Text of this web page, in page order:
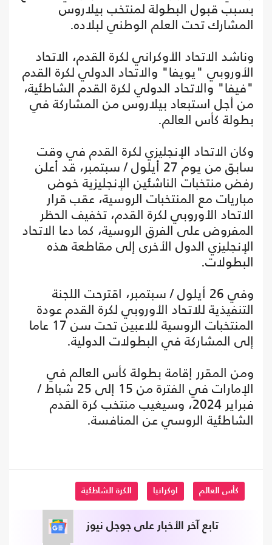
بسبب قبول البطولة لمنتخب بيلاروس
المشارك تحت العلم الوطني لبلاده.
وناشد الاتحاد الأوكراني لكرة القدم، الاتحاد
الأوروبي "يويفا" والاتحاد الدولي لكرة القدم
"فيفا" والاتحاد الدولي لكرة القدم الشاطئية،
من أجل استبعاد بيلاروس من المشاركة في
بطولة كأس العالم.
وكان الاتحاد الإنجليزي لكرة القدم في وقت
سابق من يوم 27 أيلول / سبتمبر، قد أعلن
رفض منتخبات الناشئين الإنجليزية خوض
مباريات مع المنتخبات الروسية، عقب قرار
الاتحاد الأوروبي لكرة القدم، تخفيف الحظر
المفروض على الفرق الروسية، كما دعا الاتحاد
الإنجليزي الدول الأخرى إلى مقاطعة هذه
البطولات.
وفي 26 أيلول / سبتمبر، اقترحت اللجنة
التنفيذية للاتحاد الأوروبي لكرة القدم عودة
المنتخبات الروسية للاعبين تحت سن 17 عاما
إلى المشاركة في البطولات الدولية.
ومن المقرر إقامة بطولة كأس العالم في
الإمارات في الفترة من 15 إلى 25 شباط /
فبراير 2024، وسيغيب منتخب كرة القدم
الشاطئية الروسي عن المنافسة.
كأس العالم اوكرانيا الكرة الشاطئية
تابع آخر الأخبار على جوجل نيوز